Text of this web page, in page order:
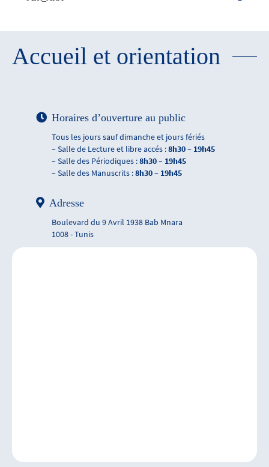
Accueil et orientation
Horaires d’ouverture au public
Tous les jours sauf dimanche et jours fériés
– Salle de Lecture et libre accés :8h30 – 19h45
– Salle des Périodiques :8h30 – 19h45
– Salle des Manuscrits :8h30 – 19h45
Adresse
Boulevard du 9 Avril 1938 Bab Mnara
1008 - Tunis